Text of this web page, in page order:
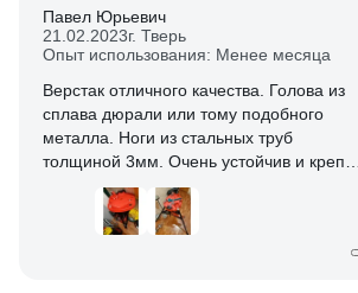
Павел Юрьевич
21.02.2023г. Тверь
Опыт использования: Менее месяца
Верстак отличного качества. Голова из
сплава дюрали или тому подобного
металла. Ноги из стальных труб
толщиной 3мм. Очень устойчив и крепок.
Тиски держат мертво. Вес 18,5 кг.
Распорное подстолье надо
устанавливать так, чтобы скользящие